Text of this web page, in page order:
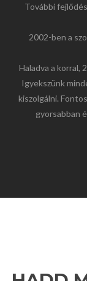
További
2002-ben a
Haladva a
Igyekszünk
kiszolgálni.
gyorsabban